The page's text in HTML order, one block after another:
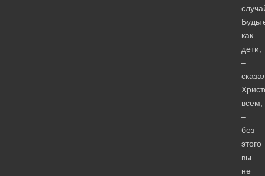
как
дети,
–
всем,
–
без
этого
вы
не